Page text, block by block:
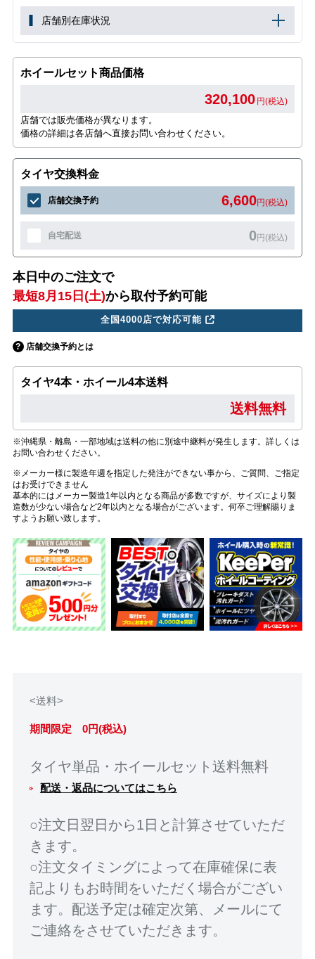
店舗別在庫状況
ホイールセット商品価格
320,100 円(税込)
店舗では販売価格が異なります。
価格の詳細は各店舗へ直接お問い合わせください。
タイヤ交換料金
店舗交換予約 6,600円(税込)
自宅配送 0円(税込)
本日中のご注文で
最短8月15日(土)から取付予約可能
全国4000店で対応可能
店舗交換予約とは
タイヤ4本・ホイール4本送料
送料無料
※沖縄県・離島・一部地域は送料の他に別途中継料が発生します。詳しくは
お問い合わせください。
※メーカー様に製造年週を指定した発注ができない事から、ご質問、ご指定
はお受けできません
基本的にはメーカー製造1年以内となる商品が多数ですが、サイズにより製
造数が少ない場合など2年以内となる場合がございます。何卒ご理解賜りま
すようお願い致します。
<送料>
期間限定 0円(税込)
タイヤ単品・ホイールセット送料無料
配送・返品についてはこちら
○注文日翌日から1日と計算させていただ
きます。
○注文タイミングによって在庫確保に表
記よりもお時間をいただく場合がござい
ます。配送予定は確定次第、メールにて
ご連絡をさせていただきます。